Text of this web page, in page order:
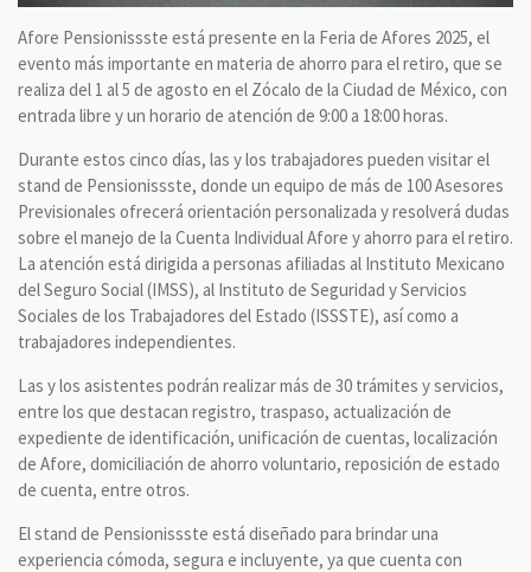
Afore Pensionissste está presente en la Feria de Afores 2025, el
evento más importante en materia de ahorro para el retiro, que se
realiza del 1 al 5 de agosto en el Zócalo de la Ciudad de México, con
entrada libre y un horario de atención de 9:00 a 18:00 horas.
Durante estos cinco días, las y los trabajadores pueden visitar el
stand de Pensionissste, donde un equipo de más de 100 Asesores
Previsionales ofrecerá orientación personalizada y resolverá dudas
sobre el manejo de la Cuenta Individual Afore y ahorro para el retiro.
La atención está dirigida a personas afiliadas al Instituto Mexicano
del Seguro Social (IMSS), al Instituto de Seguridad y Servicios
Sociales de los Trabajadores del Estado (ISSSTE), así como a
trabajadores independientes.
Las y los asistentes podrán realizar más de 30 trámites y servicios,
entre los que destacan registro, traspaso, actualización de
expediente de identificación, unificación de cuentas, localización
de Afore, domiciliación de ahorro voluntario, reposición de estado
de cuenta, entre otros.
El stand de Pensionissste está diseñado para brindar una
experiencia cómoda, segura e incluyente, ya que cuenta con